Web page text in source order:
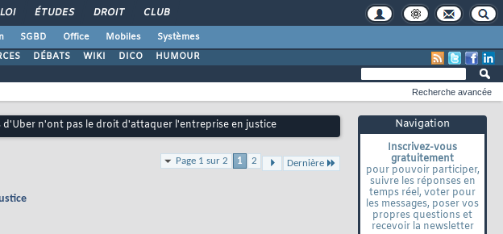
ÉTUDES DROIT CLUB
SGBD Office Mobiles
Systèmes
DÉBATS WIKI DICO HUMOUR
Navigation
Inscrivez-vous
gratuitement
pour pouvoir participer,
suivre les réponses en
temps réel, voter pour
les messages, poser vos
propres questions et
recevoir la newsletter
Recherche avancée
d'Uber n'ont pas le droit d'attaquer l'entreprise en justice
Page 1 sur 2 1 2 Dernière